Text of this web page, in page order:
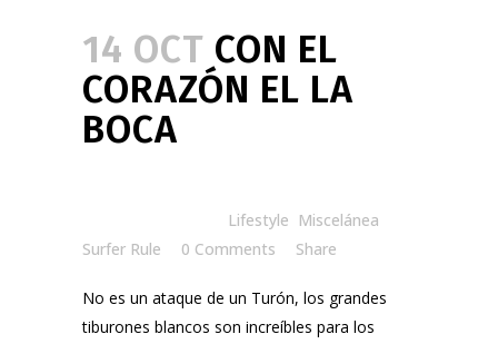
14 OCT CON EL
CORAZÓN EL LA
BOCA
Lifestyle Miscelánea
Surfer Rule
0 Comments Share
No es un ataque de un Turón, los grandes
tiburones blancos son increíbles para los